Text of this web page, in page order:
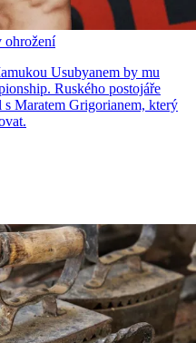
ohrožení
Usubyanem by mu
Ruského postojáře
Maratem Grigorianem, který